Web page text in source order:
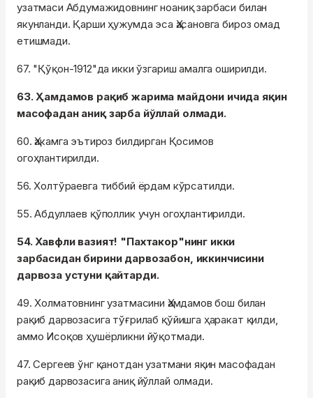
узатмаси Абдумажидовнинг ноаниқ зарбаси билан
якунланди. Қарши ҳужумда эса Ҳасановга бироз омад
етишмади.
67. "Қўқон-1912"да икки ўзгариш амалга оширилди.
63. Ҳамдамов рақиб жарима майдони ичида яқин
масофадан аниқ зарба йўллай олмади.
60. Ҳакамга эътироз билдирган Қосимов
огоҳлантирилди.
56. Холтўраевга тиббий ёрдам кўрсатилди.
55. Абдуллаев қўполлик учун огоҳлантирилди.
54. Хавфли вазият! "Пахтакор"нинг икки
зарбасидан бирини дарвозабон, иккинчисини
дарвоза устуни қайтарди.
49. Холматовнинг узатмасини Ҳамдамов бош билан
рақиб дарвозасига тўғрилаб қўйишга ҳаракат қилди,
аммо Исоқов ҳушёрликни йўқотмади.
47. Сергеев ўнг қанотдан узатмани яқин масофадан
рақиб дарвозасига аниқ йўллай олмади.